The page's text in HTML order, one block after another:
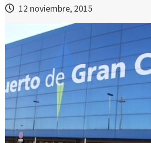
12 noviembre, 2015